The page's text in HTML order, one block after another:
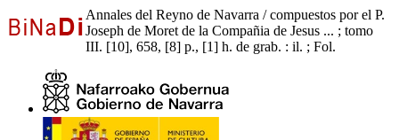
Annales del Reyno de Navarra / compuestos por el P.
Joseph de Moret de la Compañia de Jesus ... ; tomo
III. [10], 658, [8] p., [1] h. de grab. : il. ; Fol.